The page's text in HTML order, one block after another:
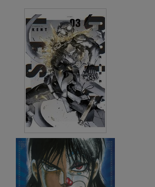
COMIC(05)
NT$140 90折 NT$126 (USD4.18)
失色世界(03)
NT$180 90折 NT$162 (USD5.38)